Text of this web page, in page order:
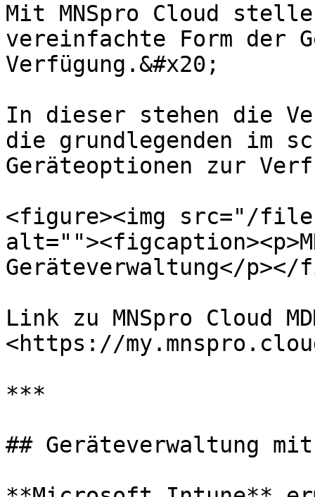
Mit MNSpro Cloud
vereinfachte Form der
Verfügung.&#x20;
In dieser stehen die
die grundlegenden im
Geräteoptionen zur
<figure><img src="/files/
Geräteverwaltung</
Link zu MNSpro Cloud
<https://
***
## Geräteverwaltung